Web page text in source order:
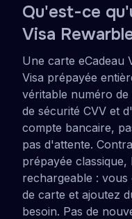
Qu'est-ce
Visa
Une carte eCadeau
Visa prépayée
véritable numéro
de sécurité CVV et
compte bancaire,
pas d'attente.
prépayée
rechargeable :
de carte et ajoutez
besoin. Pas de